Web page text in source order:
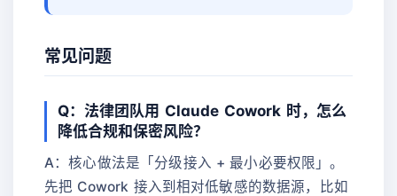
常见问题
Q：法律团队用 Claude Cowork 时，怎么
降低合规和保密风险？
A：核心做法是「分级接入 + 最小必要权限」。
先把 Cowork 接入到相对低敏感的数据源，比如